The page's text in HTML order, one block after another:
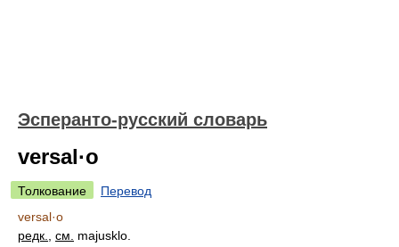
Эсперанто-русский словарь
versal·o
Толкование
Перевод
versal·o
редк.
см. majusklo.